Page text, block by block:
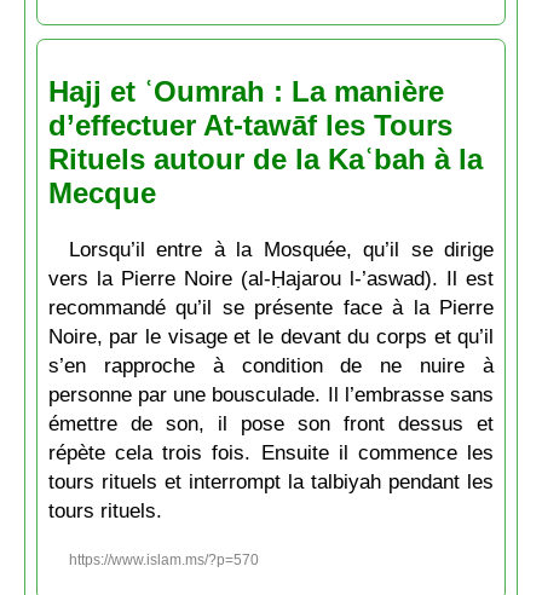
Hajj et ʿOumrah : La manière
d’effectuer At-tawāf les Tours
Rituels autour de la Kaʿbah à la
Mecque
Lorsqu’il entre à la Mosquée, qu’il se dirige
vers la Pierre Noire (al-Ḥajarou l-’aswad). Il est
recommandé qu’il se présente face à la Pierre
Noire, par le visage et le devant du corps et qu’il
s’en rapproche à condition de ne nuire à
personne par une bousculade. Il l’embrasse sans
émettre de son, il pose son front dessus et
répète cela trois fois. Ensuite il commence les
tours rituels et interrompt la talbiyah pendant les
tours rituels.
https://www.islam.ms/?p=570